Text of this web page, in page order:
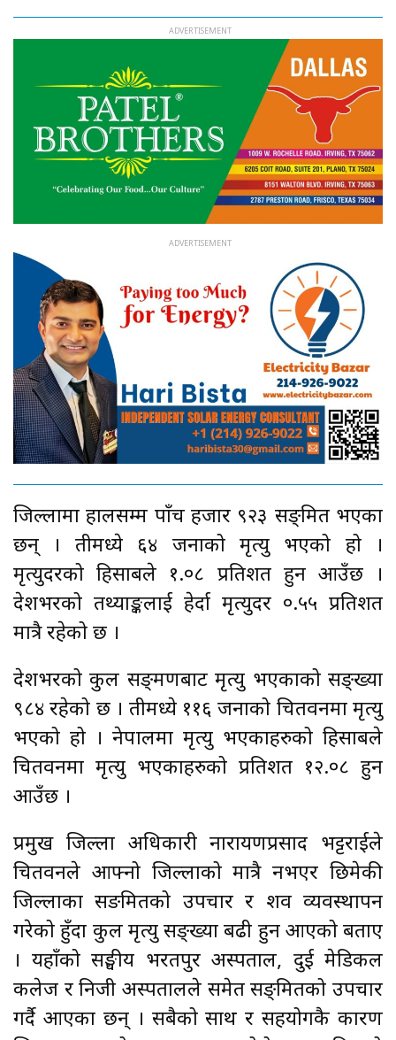
जिल्लामा हालसम्म पाँच हजार ९२३ सङ्क्रमित भएका
छन् । तीमध्ये ६४ जनाको मृत्यु भएको हो ।
मृत्युदरको हिसाबले १.०८ प्रतिशत हुन आउँछ ।
देशभरको तथ्याङ्कलाई हेर्दा मृत्युदर ०.५५ प्रतिशत
मात्रै रहेको छ ।
देशभरको कुल सङ्क्रमणबाट मृत्यु भएकाको सङ्ख्या
९८४ रहेको छ । तीमध्ये ११६ जनाको चितवनमा मृत्यु
भएको हो । नेपालमा मृत्यु भएकाहरुको हिसाबले
चितवनमा मृत्यु भएकाहरुको प्रतिशत १२.०८ हुन
आउँछ ।
प्रमुख जिल्ला अधिकारी नारायणप्रसाद भट्टराईले
चितवनले आफ्नो जिल्लाको मात्रै नभएर छिमेकी
जिल्लाका सङक्रमितको उपचार र शव व्यवस्थापन
गरेको हुँदा कुल मृत्यु सङ्ख्या बढी हुन आएको बताए
। यहाँको सङ्घीय भरतपुर अस्पताल, दुई मेडिकल
कलेज र निजी अस्पतालले समेत सङ्क्रमितको उपचार
गर्दै आएका छन् । सबैको साथ र सहयोगकै कारण